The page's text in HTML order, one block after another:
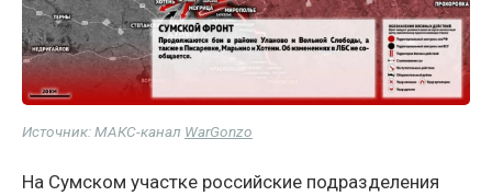
Источник: МАКС-канал WarGonzo
На Сумском участке российские подразделения